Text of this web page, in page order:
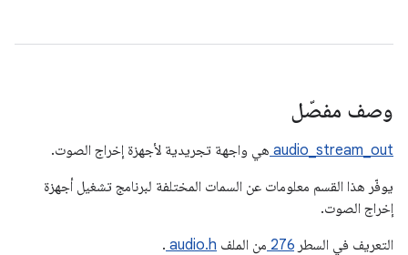
وصف مفصّل
audio_stream_out هي واجهة تجريدية لأجهزة إخراج الصوت.
يوفّر هذا القسم معلومات عن السمات المختلفة لبرنامج تشغيل أجهزة
إخراج الصوت.
التعريف في السطر 276 من الملف audio.h
.